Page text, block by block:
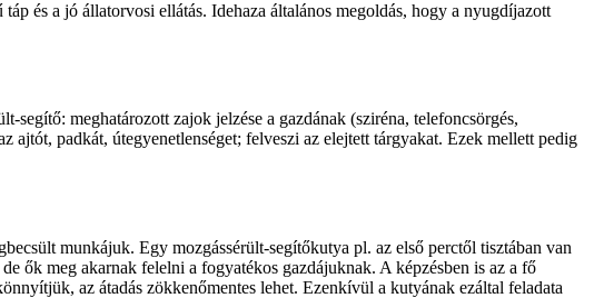
és a jó állatorvosi ellátás. Idehaza általános megoldás, hogy a nyugdíjazott
meghatározott zajok jelzése a gazdának (sziréna, telefoncsörgés,
ajtót, padkát, útegyenetlenséget; felveszi az elejtett tárgyakat. Ezek mellett pedig
munkájuk. Egy mozgássérült-segítőkutya pl. az első perctől tisztában van
ők meg akarnak felelni a fogyatékos gazdájuknak. A képzésben is az a fő
az átadás zökkenőmentes lehet. Ezenkívül a kutyának ezáltal feladata